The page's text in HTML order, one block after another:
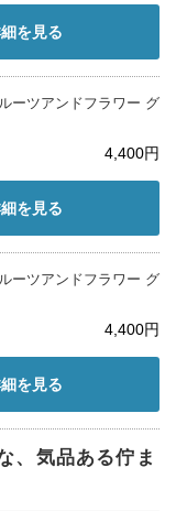
を見る
ーツアンドフラワー グ
4,400円
を見る
ーツアンドフラワー グ
4,400円
を見る
、気品ある佇ま